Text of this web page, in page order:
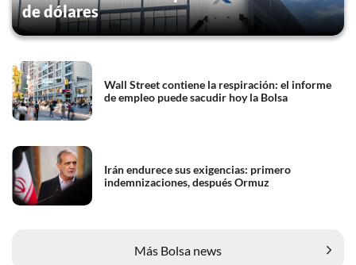
de dólares
Wall Street contiene la respiración: el informe
de empleo puede sacudir hoy la Bolsa
Irán endurece sus exigencias: primero
indemnizaciones, después Ormuz
Más Bolsa news